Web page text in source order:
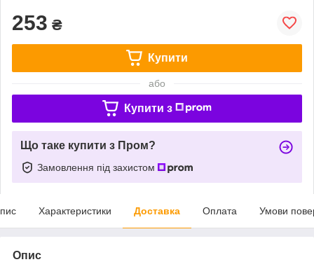
253 ₴
Купити
або
Купити з
Що таке купити з Пром?
Замовлення під захистом
Характеристики Доставка Оплата Умови
Опис